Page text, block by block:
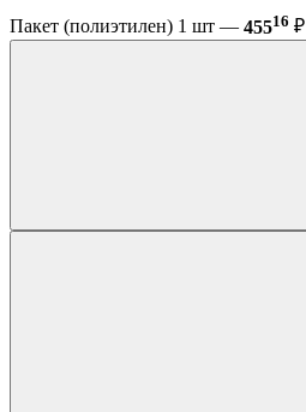
Пакет (полиэтилен) 1 шт — 45516 ₽